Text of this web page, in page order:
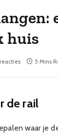
huis
5 Mins
de rail
waar je